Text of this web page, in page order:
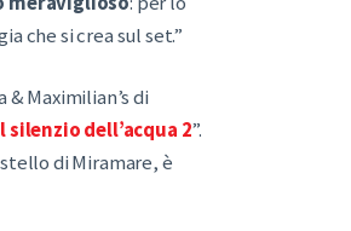
che si crea sul set.”
Maximilian’s di
silenzio dell’acqua 2”.
di Miramare, è